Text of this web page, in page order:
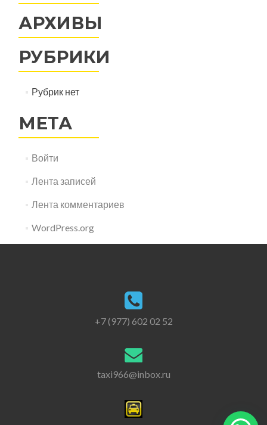
АРХИВЫ
РУБРИКИ
Рубрик нет
МЕТА
Войти
Лента записей
Лента комментариев
WordPress.org
+7 (977) 602 02 52
taxi966@inbox.ru